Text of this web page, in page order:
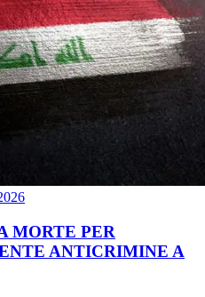
MORTE PER
ANTICRIMINE A